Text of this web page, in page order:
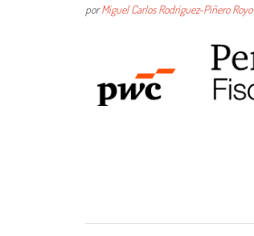
porMiguel Carlos Rodríguez-Piñero Royo